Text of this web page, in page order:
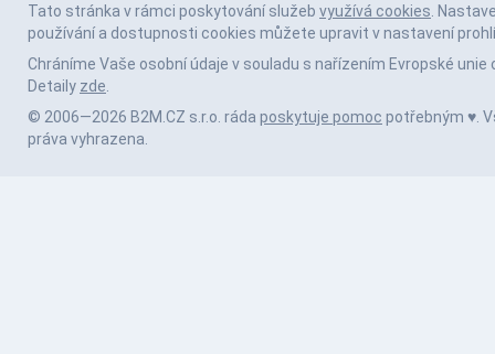
Tato stránka v rámci poskytování služeb využívá cookies.
používání a dostupnosti cookies můžete upravit v nastavení
Chráníme Vaše osobní údaje v souladu s nařízením Evropské unie
Detaily zde.
© 2006—2026 B2M.CZ s.r.o. ráda poskytuje pomoc potřebným ♥️.
práva vyhrazena.